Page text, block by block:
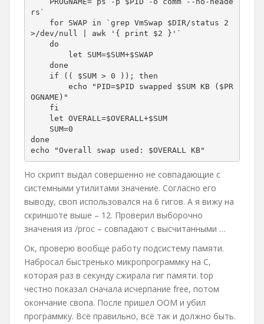
rs`
>/dev/null | awk '{ print $2 }'`
OGNAME)"
done
echo "Overall swap used: $OVERALL KB"
Но скрипт выдал совершенно не совпадающие с
системными утилитами значение. Согласно его
выводу, своп использовался на 6 гигов. А я вижу на
скриншоте выше – 12. Проверил выборочно
значения из /proc – совпадают с высчитанными …
Ок, проверю вообще работу подсистему памяти.
Набросал быстренько микропрограммку на С,
которая раз в секунду сжирала гиг памяти. top
честно показал сначала исчерпание free, потом
окончание свопа. После пришел OOM и убил
программку. Всё правильно, всё так и должно быть.